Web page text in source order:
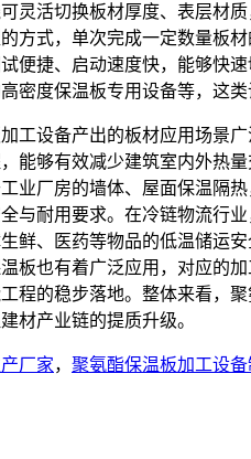
灵活切换板材厚度、表层材
方式，单次完成一定数量板
便捷、启动速度快，能够快
密度保温板专用设备等，这
工设备产出的板材应用场景
能够有效减少建筑室内外热
业厂房的墙体、屋面保温隔
与耐用要求。在冷链物流行
鲜、医药等物品的低温储运
板也有着广泛应用，对应的
程的稳步落地。整体来看，
材产业链的提质升级。
厂家， 聚氨酯保温板加工设